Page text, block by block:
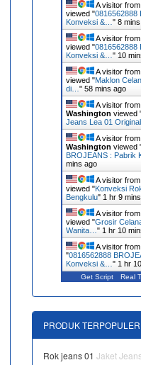
A visitor from
viewed "0816562888
Konveksi &… " 8
A visitor from
viewed "0816562888
Konveksi &… " 10
A visitor from
viewed "Maklon
di… " 58 mins ago
A visitor from
Washington viewed
Jeans Lea 01 Original
A visitor from
Washington viewed
BROJEANS : Pabrik
mins ago
A visitor from
viewed "Konveksi
Bengkulu" 1 hr 9
A visitor from
viewed "Grosir
Wanita… " 1 hr 10
A visitor from
"0816562888
Konveksi &… " 1 hr
Get Script Real
PRODUK TERPOPULER
Rok jeans 01 Jaket